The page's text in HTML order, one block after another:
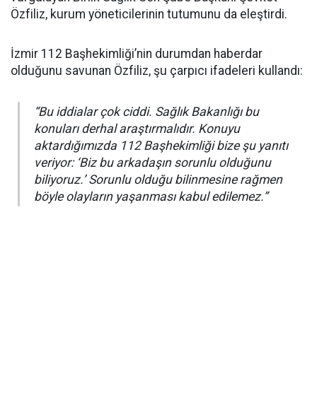
Özfiliz, kurum yöneticilerinin tutumunu da eleştirdi.
İzmir 112 Başhekimliği’nin durumdan haberdar
olduğunu savunan Özfiliz, şu çarpıcı ifadeleri kullandı:
“Bu iddialar çok ciddi. Sağlık Bakanlığı bu
konuları derhal araştırmalıdır. Konuyu
aktardığımızda 112 Başhekimliği bize şu yanıtı
veriyor: ‘Biz bu arkadaşın sorunlu olduğunu
biliyoruz.’ Sorunlu olduğu bilinmesine rağmen
böyle olayların yaşanması kabul edilemez.”